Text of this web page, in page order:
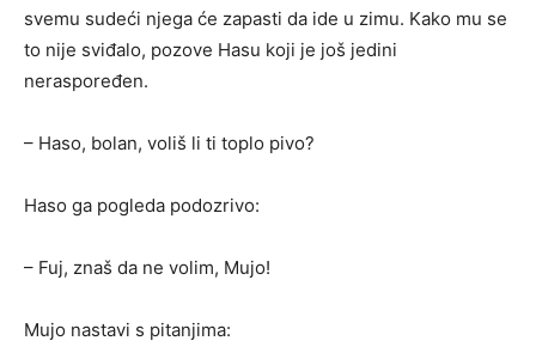
svemu sudeći njega će zapasti da ide u zimu. Kako mu se
to nije sviđalo, pozove Hasu koji je još jedini
neraspoređen.
– Haso, bolan, voliš li ti toplo pivo?
Haso ga pogleda podozrivo:
– Fuj, znaš da ne volim, Mujo!
Mujo nastavi s pitanjima: